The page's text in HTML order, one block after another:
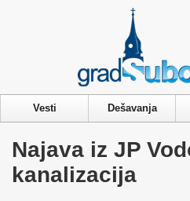
Vesti Dešavanja
Najava iz JP
kanalizacija
Privacy &